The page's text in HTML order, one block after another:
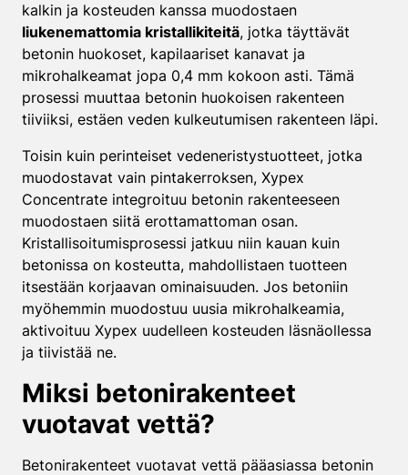
kalkin ja kosteuden kanssa muodostaen
liukenemattomia kristallikiteitä, jotka täyttävät
betonin huokoset, kapilaariset kanavat ja
mikrohalkeamat jopa 0,4 mm kokoon asti. Tämä
prosessi muuttaa betonin huokoisen rakenteen
tiiviiksi, estäen veden kulkeutumisen rakenteen läpi.
Toisin kuin perinteiset vedeneristystuotteet, jotka
muodostavat vain pintakerroksen, Xypex
Concentrate integroituu betonin rakenteeseen
muodostaen siitä erottamattoman osan.
Kristallisoitumisprosessi jatkuu niin kauan kuin
betonissa on kosteutta, mahdollistaen tuotteen
itsestään korjaavan ominaisuuden. Jos betoniin
myöhemmin muodostuu uusia mikrohalkeamia,
aktivoituu Xypex uudelleen kosteuden läsnäollessa
ja tiivistää ne.
Miksi betonirakenteet
vuotavat vettä?
Betonirakenteet vuotavat vettä pääasiassa betonin